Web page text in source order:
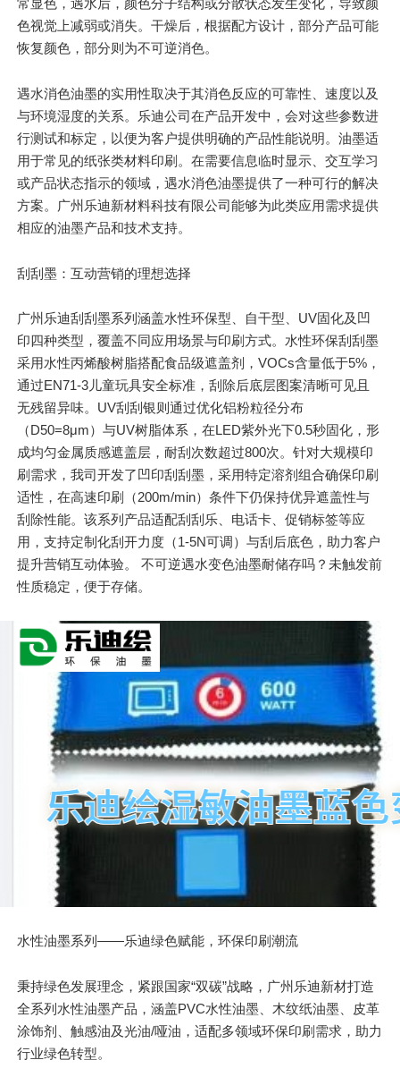
常显色，遇水后，颜色分子结构或分散状态发生变化，导致颜
色视觉上减弱或消失。干燥后，根据配方设计，部分产品可能
恢复颜色，部分则为不可逆消色。
遇水消色油墨的实用性取决于其消色反应的可靠性、速度以及
与环境湿度的关系。乐迪公司在产品开发中，会对这些参数进
行测试和标定，以便为客户提供明确的产品性能说明。油墨适
用于常见的纸张类材料印刷。在需要信息临时显示、交互学习
或产品状态指示的领域，遇水消色油墨提供了一种可行的解决
方案。广州乐迪新材料科技有限公司能够为此类应用需求提供
相应的油墨产品和技术支持。
刮刮墨：互动营销的理想选择
广州乐迪刮刮墨系列涵盖水性环保型、自干型、UV固化及凹
印四种类型，覆盖不同应用场景与印刷方式。水性环保刮刮墨
采用水性丙烯酸树脂搭配食品级遮盖剂，VOCs含量低于5%，
通过EN71-3儿童玩具安全标准，刮除后底层图案清晰可见且
无残留异味。UV刮刮银则通过优化铝粉粒径分布
（D50=8μm）与UV树脂体系，在LED紫外光下0.5秒固化，形
成均匀金属质感遮盖层，耐刮次数超过800次。针对大规模印
刷需求，我司开发了凹印刮刮墨，采用特定溶剂组合确保印刷
适性，在高速印刷（200m/min）条件下仍保持优异遮盖性与
刮除性能。该系列产品适配刮刮乐 、电话卡、促销标签等应
用，支持定制化刮开力度（1-5N可调）与刮后底色，助力客户
提升营销互动体验。 不可逆遇水变色油墨耐储存吗？未触发前
性质稳定，便于存储。
水性油墨系列——乐迪绿色赋能，环保印刷潮流
秉持绿色发展理念，紧跟国家“双碳”战略，广州乐迪新材打造
全系列水性油墨产品，涵盖PVC水性油墨、木纹纸油墨、皮革
涂饰剂、触感油及光油/哑油，适配多领域环保印刷需求，助力
行业绿色转型。